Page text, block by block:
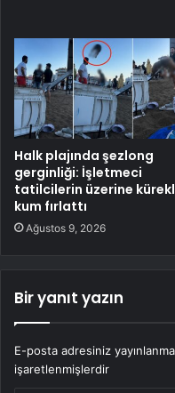
Halk plajında şezlong
gerginliği: İşletmeci
tatilcilerin üzerine
kum fırlattı
Ağustos 9, 2026
Bir yanıt yazın
E-posta adresiniz
işaretlenmişlerdir